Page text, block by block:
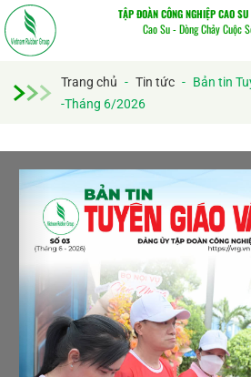
TẬP ĐOÀN CÔNG NGHIỆP CAO
Cao Su - Dòng Chảy Cuộc
Trang chủ - Tin tức - Bản tin
-Tháng 6/2026
Tìm
kiếm...